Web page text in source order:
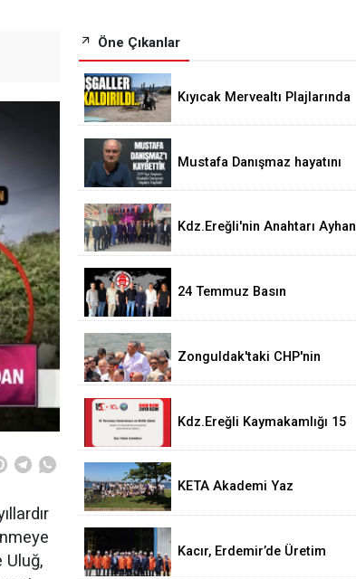
Uluğ,
Öne Çıkanlar
Kıyıcak Mervealtı Plajlarında
son verildi
Mustafa Danışmaz hayatını
Kdz.Ereğli'nin Anahtarı Ayhan
24 Temmuz Basın
Zonguldak'taki CHP'nin
ortalığı karıştırdı..
Kdz.Ereğli Kaymakamlığı 15
açıkladı.
KETA Akademi Yaz
Coşkusu
Kacır, Erdemir’de Üretim